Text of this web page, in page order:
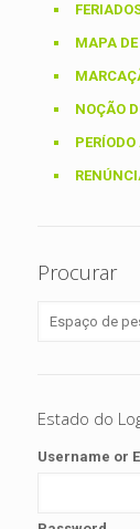
MAPA DE
NOÇÃO
Procurar
Estado do
Username or